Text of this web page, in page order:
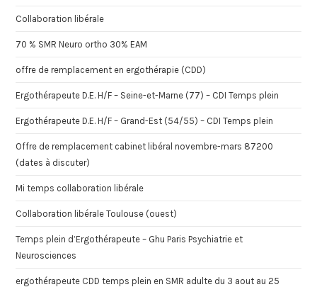
Collaboration libérale
70 % SMR Neuro ortho 30% EAM
offre de remplacement en ergothérapie (CDD)
Ergothérapeute D.E. H/F – Seine-et-Marne (77) – CDI Temps plein
Ergothérapeute D.E. H/F – Grand-Est (54/55) – CDI Temps plein
Offre de remplacement cabinet libéral novembre-mars 87200
(dates à discuter)
Mi temps collaboration libérale
Collaboration libérale Toulouse (ouest)
Temps plein d’Ergothérapeute – Ghu Paris Psychiatrie et
Neurosciences
ergothérapeute CDD temps plein en SMR adulte du 3 aout au 25